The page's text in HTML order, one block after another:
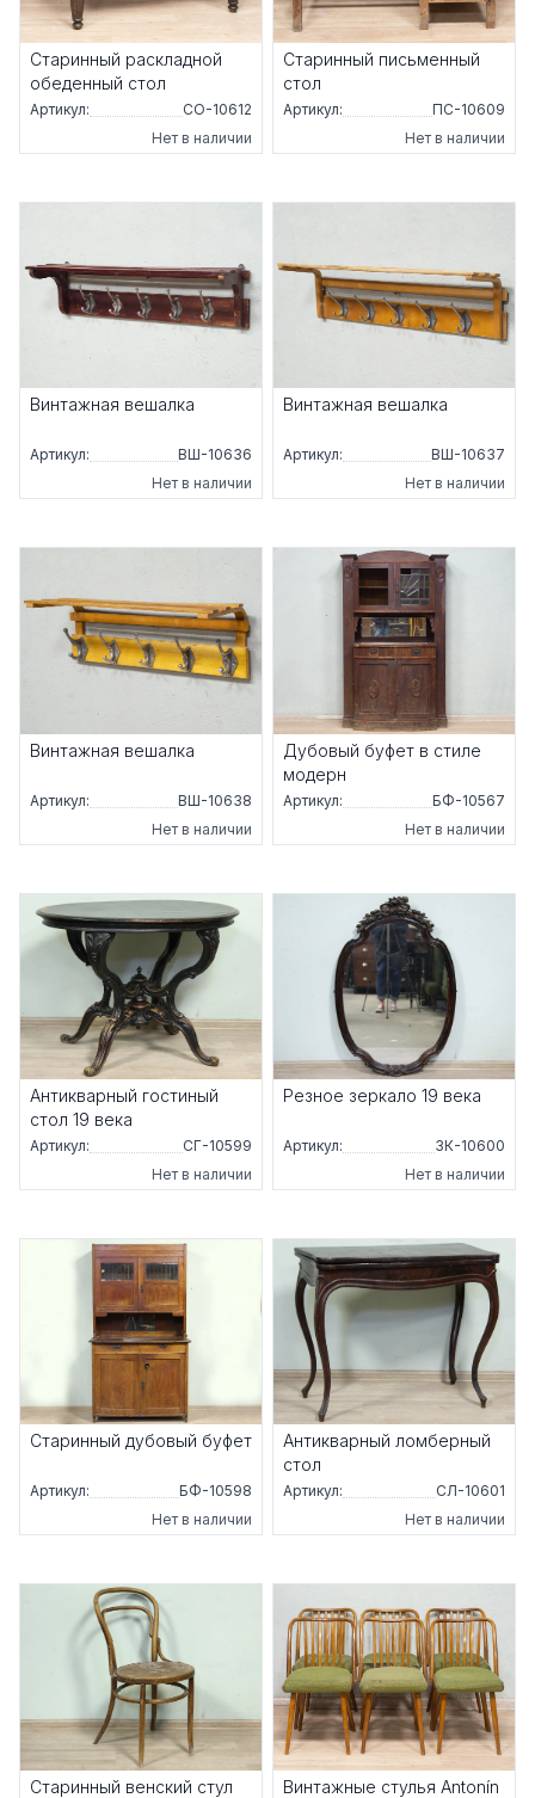
Старинный раскладной
обеденный стол
Артикул:
СО-10612
Нет в наличии
Старинный письменный
стол
Артикул:
ПС-10609
Нет в наличии
Винтажная вешалка
Артикул:
ВШ-10636
Нет в наличии
Винтажная вешалка
Артикул:
ВШ-10637
Нет в наличии
Винтажная вешалка
Артикул:
ВШ-10638
Нет в наличии
Дубовый буфет в стиле
модерн
Артикул:
БФ-10567
Нет в наличии
Антикварный гостиный
стол 19 века
Артикул:
СГ-10599
Нет в наличии
Резное зеркало 19 века
Артикул:
ЗК-10600
Нет в наличии
Старинный дубовый буфет
Артикул:
БФ-10598
Нет в наличии
Антикварный ломберный
стол
Артикул:
СЛ-10601
Нет в наличии
Старинный венский стул
Винтажные стулья Antonín